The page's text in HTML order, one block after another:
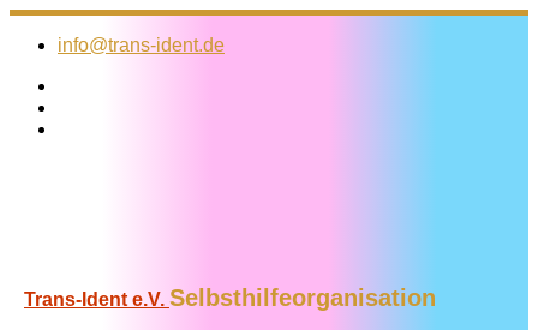
Zum
Inhalt
info@trans-ident.de
Trans-Ident e.V. Selbsthilfeorganisation